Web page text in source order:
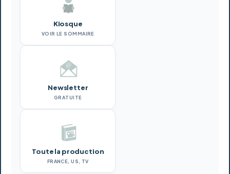
Kiosque
VOIR LE SOMMAIRE
Newsletter
GRATUITE
Toute la production
FRANCE, US, TV